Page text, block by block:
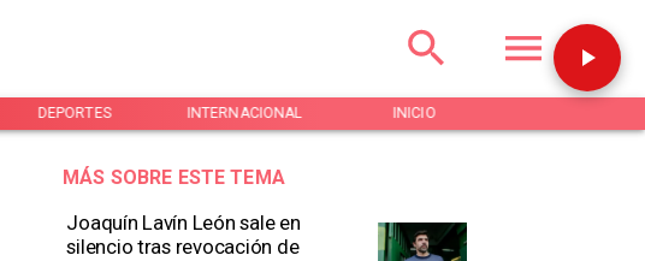
DEPORTES INTERNACIONAL INICIO
Joaquín Lavín León sale en
silencio tras revocación de
MÁS SOBRE ESTE TEMA